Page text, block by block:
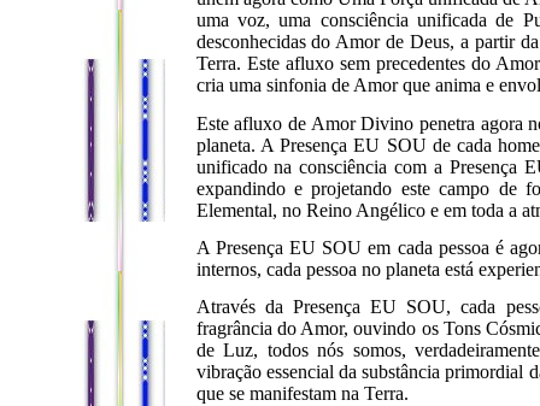
uma voz, uma consciência unificada de
desconhecidas do Amor de Deus, a partir
Terra. Este afluxo sem precedentes do
cria uma sinfonia de Amor que anima e
Este afluxo de Amor Divino penetra agora
planeta. A Presença EU SOU de cada
unificado na consciência com a Presença
expandindo e projetando este campo de
Elemental, no Reino Angélico e em toda a
A Presença EU SOU em cada pessoa é
internos, cada pessoa no planeta está
Através da Presença EU SOU, cada
fragrância do Amor, ouvindo os Tons
de Luz, todos nós somos,
vibração essencial da substância primordial
que se manifestam na Terra.